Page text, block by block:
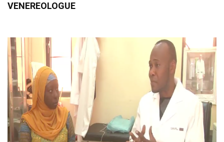
VENEREOLOGUE